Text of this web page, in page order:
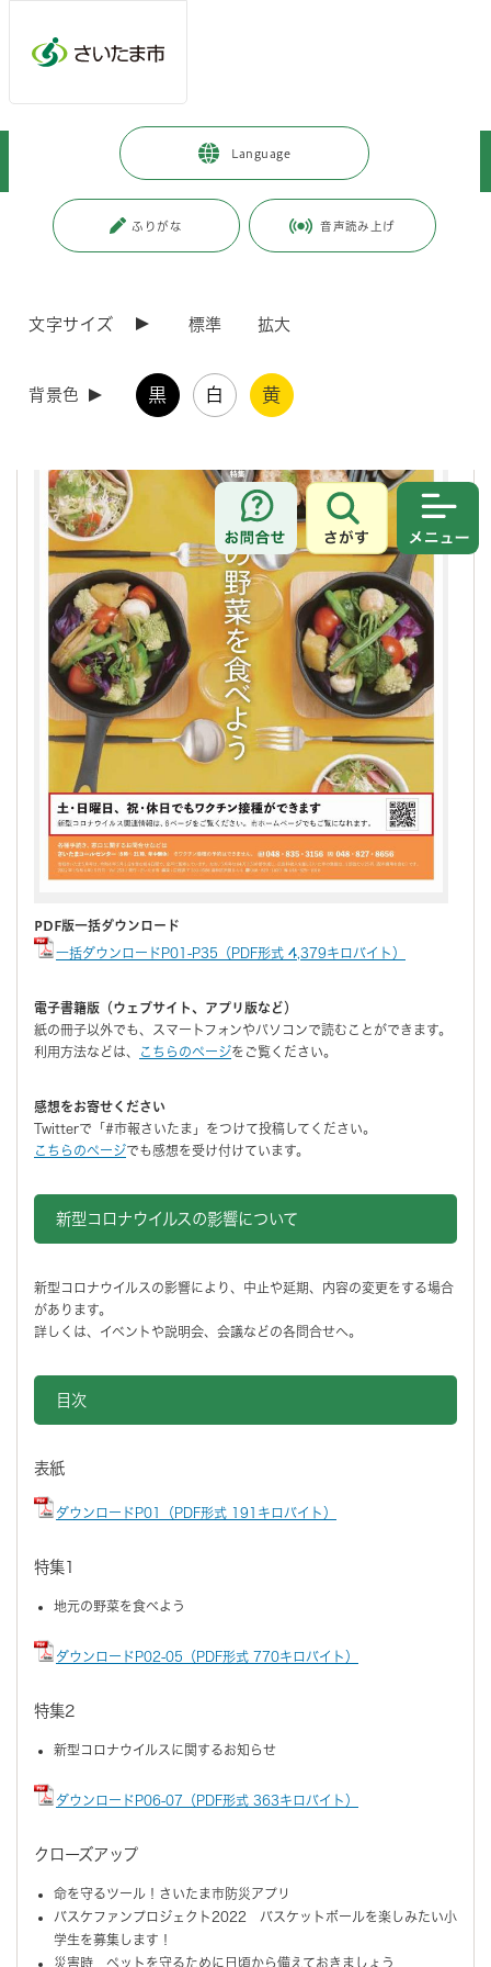
Language
ふりがな 音声読み上げ
文字サイズ 標準 拡大
背景色 黒 白 黄
お問合せ
さがす
市政情報 広報・報道 > 市報さいたま
以前の市報さいたま
市報さいたま 2022年5月号
更新日付：2026年5月14日 / ページ番号：C088683
PDF版一括ダウンロード
一括ダウンロードP01-P35（PDF形式 4,379キロバイト）
電子書籍版（ウェブサイト、アプリ版など）
紙の冊子以外でも、スマートフォンやパソコンで読むことができます。
利用方法などは、
こちらのページをご覧ください。
感想をお寄せください
Twitterで「#市報さいたま」をつけて投稿してください。
こちらのページでも感想を受け付けています。
新型コロナウイルスの影響について
新型コロナウイルスの影響により、中止や延期、内容の変更をする場合
があります。
詳しくは、イベントや説明会、会議などの各問合せへ。
目次
表紙
ダウンロードP01（PDF形式 191キロバイト）
特集1
地元の野菜を食べよう
ダウンロードP02-05（PDF形式 770キロバイト）
特集2
新型コロナウイルスに関するお知らせ
ダウンロードP06-07（PDF形式 363キロバイト）
クローズアップ
命を守るツール！さいたま市防災アプリ
バスケファンプロジェクト2022 バスケットボールを楽しみたい小
学生を募集します！
災害時 ペットを守るために日頃から備えておきましょう